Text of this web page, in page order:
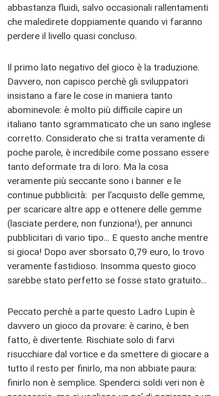
abbastanza fluidi, salvo occasionali rallentamenti
che maledirete doppiamente quando vi faranno
perdere il livello quasi concluso.
Il primo lato negativo del gioco è la traduzione.
Davvero, non capisco perchè gli sviluppatori
insistano a fare le cose in maniera tanto
abominevole: è molto più difficile capire un
italiano tanto sgrammaticato che un sano inglese
corretto. Considerato che si tratta veramente di
poche parole, è incredibile come possano essere
tanto deformate tra di loro. Ma la cosa
veramente più seccante sono i banner e le
continue pubblicità: per l’acquisto delle gemme,
per scaricare altre app e ottenere delle gemme
(lasciate perdere, non funziona!), per annunci
pubblicitari di vario tipo… E questo anche mentre
si gioca! Dopo aver sborsato 0,79 euro, lo trovo
veramente fastidioso. Insomma questo gioco
sarebbe stato perfetto se fosse stato gratuito…
Peccato perchè a parte questo Ladro Lupin è
davvero un gioco da provare: è carino, è ben
fatto, è divertente. Rischiate solo di farvi
risucchiare dal vortice e da smettere di giocare a
tutto il resto per finirlo, ma non abbiate paura:
finirlo non è semplice. Spenderci soldi veri non è